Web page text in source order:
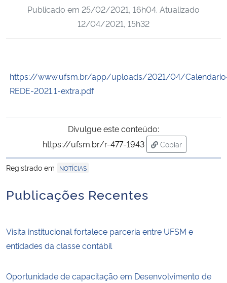
Ministério da Cidadania
Ministério da Ciência, Tecnologia, Inovações e Comunicações
Ministério do Meio Ambiente
Ministério do Turismo
Ministério do Desenvolvimento Regional
Controladoria-Geral da União
Secretaria-Geral
Secretaria de Governo
Publicado em 25/02/2021, 16h04. Atualizado
12/04/2021, 15h32
https://www.ufsm.br/app/uploads/2021/04/
REDE-2021.1-extra.pdf
Divulgue este conteúdo:
https://ufsm.br/r-477-1943
Copiar
para área de
Registrado em
NOTÍCIAS
Publicações Recentes
Visita institucional fortalece parceria entre UFSM e
entidades da classe contábil
Oportunidade de capacitação em Desenvolvimento de